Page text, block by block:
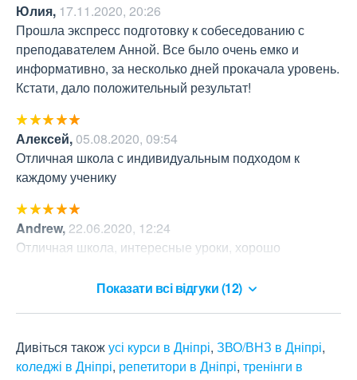
Юлия, 17.11.2020, 20:26
Прошла экспресс подготовку к собеседованию с
преподавателем Анной. Все было очень емко и
информативно, за несколько дней прокачала уровень.
Кстати, дало положительный результат!
Алексей,05.08.2020, 09:54
Отличная школа с индивидуальным подходом к
каждому ученику
Andrew, 22.06.2020, 12:24
Отличная школа, интересные уроки, хорошо
Показати всі відгуки (12)
Дивіться такожусі курси в Дніпрі, ЗВО/ВНЗ в Дніпрі,
коледжі в Дніпрі, репетитори в Дніпрі, тренінги в